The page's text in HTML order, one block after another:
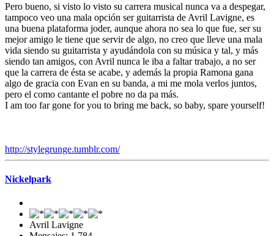
Pero bueno, si visto lo visto su carrera musical nunca va a despegar,
tampoco veo una mala opción ser guitarrista de Avril Lavigne, es
una buena plataforma joder, aunque ahora no sea lo que fue, ser su
mejor amigo le tiene que servir de algo, no creo que lleve una mala
vida siendo su guitarrista y ayudándola con su música y tal, y más
siendo tan amigos, con Avril nunca le iba a faltar trabajo, a no ser
que la carrera de ésta se acabe, y además la propia Ramona gana
algo de gracia con Evan en su banda, a mi me mola verlos juntos,
pero el como cantante el pobre no da pa más.
I am too far gone for you to bring me back, so baby, spare yourself!
http://stylegrunge.tumblr.com/
Nickelpark
Avril Lavigne